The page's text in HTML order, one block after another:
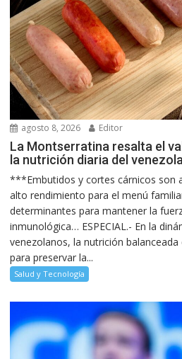
agosto 8, 2026 Editor
La Montserratina resalta el
la nutrición diaria del
***Embutidos y cortes cárnicos son
alto rendimiento para el menú
determinantes para mantener la
inmunológica… ESPECIAL.- En la
venezolanos, la nutrición
para preservar la...
Salud y Tecnología